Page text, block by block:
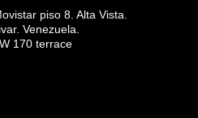
piso 8. Alta Vista.
Venezuela.
170 terrace